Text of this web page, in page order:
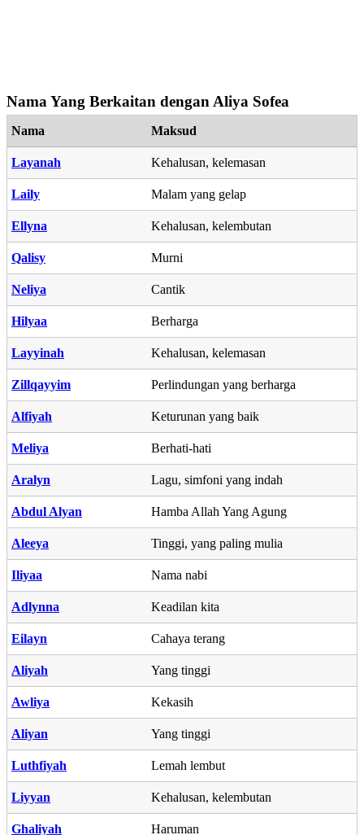
Nama Yang Berkaitan dengan Aliya Sofea
Nama Maksud
Layanah Kehalusan, kelemasan
Laily Malam yang gelap
Ellyna Kehalusan, kelembutan
Qalisy Murni
Neliya Cantik
Hilyaa Berharga
Layyinah Kehalusan, kelemasan
Zillqayyim Perlindungan yang berharga
Alfiyah Keturunan yang baik
Meliya Berhati-hati
Aralyn Lagu, simfoni yang indah
Abdul Alyan Hamba Allah Yang Agung
Aleeya Tinggi, yang paling mulia
Iliyaa Nama nabi
Adlynna Keadilan kita
Eilayn Cahaya terang
Aliyah Yang tinggi
Awliya Kekasih
Aliyan Yang tinggi
Luthfiyah Lemah lembut
Liyyan Kehalusan, kelembutan
Ghaliyah Haruman